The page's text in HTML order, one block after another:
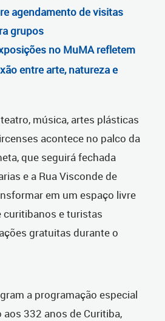
agendamento de visitas
grupos
no MuMA refletem
entre arte, natureza e
música, artes plásticas
acontece no palco da
que seguirá fechada
e a Rua Visconde de
em um espaço livre
curitibanos e turistas
gratuitas durante o
a programação especial
332 anos de Curitiba,